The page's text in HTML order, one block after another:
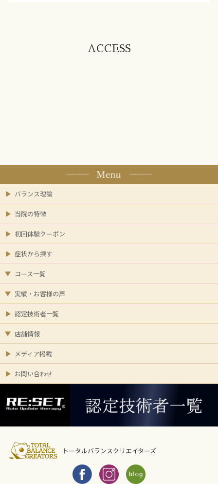
ACCESS
バランス理論
当院の特徴
初回体験クーポン
症状から探す
コース一覧
実績・お客様の声
認定技術者一覧
店舗情報
メディア掲載
お問い合わせ
トータルバランスクリエイターズ